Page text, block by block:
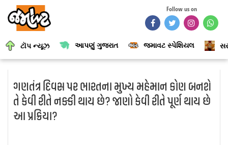
Follow us on
ટૉપ ન્યૂઝ આપણું ગુજરાત જમાવટ સ્પેશિયલ
ગણતંત્ર દિવસ પર ભારતના મુખ્ય મહેમાન કોણ બનશે
તે કેવી રીતે નક્કી થાય છે? જાણો કેવી રીતે પૂર્ણ થાય છે
આ પ્રક્રિયા?